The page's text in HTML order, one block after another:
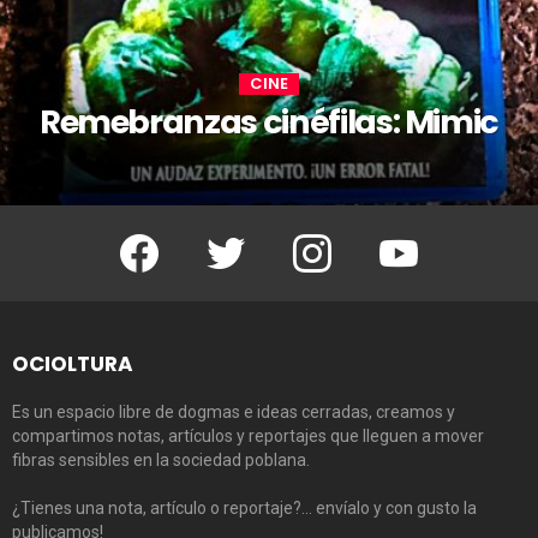
CINE
Remebranzas cinéfilas: Mimic
Facebook Twitter Instagram Youtube
OCIOLTURA
Es un espacio libre de dogmas e ideas cerradas, creamos y
compartimos notas, artículos y reportajes que lleguen a mover
fibras sensibles en la sociedad poblana.
¿Tienes una nota, artículo o reportaje?… envíalo y con gusto la
publicamos!